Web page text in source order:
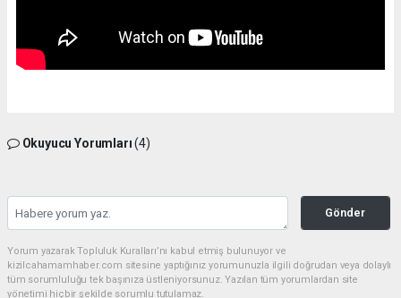
Okuyucu Yorumları(4)
Gönder
Yorum yazarak Topluluk Kuralları’nı kabul etmiş bulunuyor ve
kizilcahamamhaber.com sitesine yaptığınız yorumunuzla ilgili doğrudan veya dolaylı
tüm sorumluluğu tek başınıza üstleniyorsunuz. Yazılan tüm yorumlardan site
yönetimi hiçbir şekilde sorumlu tutulamaz.